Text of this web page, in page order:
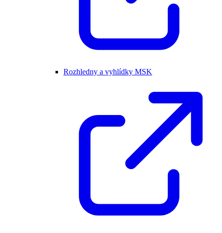
Rozhledny a vyhlídky MSK